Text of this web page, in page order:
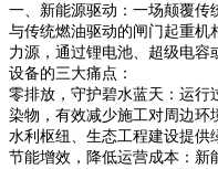
一、新能源驱动：一场颠覆传
与传统燃油驱动的闸门起重机
力源，通过锂电池、超级电容
设备的三大痛点：
零排放，守护碧水蓝天：运行
染物，有效减少施工对周边环
水利枢纽、生态工程建设提供
节能增效，降低运营成本：新